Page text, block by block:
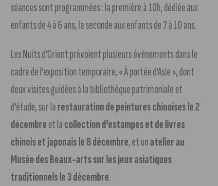
séances sont programmées : la première à 10h, dédiée aux
enfants de 4 à 6 ans, la seconde aux enfants de 7 à 10 ans.
Les Nuits d’Orient prévoient plusieurs évènements dans le
cadre de l’exposition temporaire, « À portée d’Asie », dont
deux visites guidées à la bibliothèque patrimoniale et
d’étude, sur larestauration de peintures chinoises le 2
décembreet lacollection d’estampes et de livres
chinois et japonais le 8 décembre, et unatelier au
Musée des Beaux-arts sur les jeux asiatiques
traditionnels le 3 décembre.